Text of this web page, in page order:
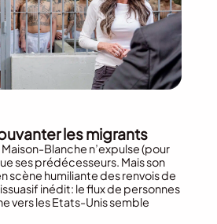
les migrants
Blanche n’expulse (pour
ses prédécesseurs. Mais son
scène humiliante des renvois de
inédit: le flux de personnes
vers les Etats-Unis semble